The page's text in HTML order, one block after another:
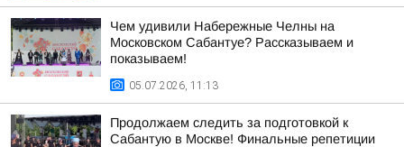
Чем удивили Набережные Челны на
Московском Сабантуе? Рассказываем и
показываем!
05.07.2026, 11:13
Продолжаем следить за подготовкой к
Сабантую в Москве! Финальные репетиции